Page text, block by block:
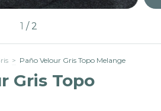
1 / 2
> Paño Velour Gris Topo Melange
Gris Topo